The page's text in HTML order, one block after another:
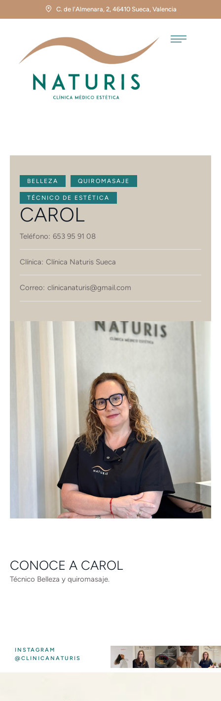
C. de l'Almenara, 2, 46410 Sueca, Valencia
BELLEZA QUIROMASAJE
TÉCNICO DE ESTÉTICA
CAROL
Teléfono: 653 95 91 08
Clínica: Clínica Naturis Sueca
Correo: clinicanaturis@gmail.com
CONOCE A CAROL
Técnico Belleza y quiromasaje.
INSTAGRAM
@CLINICANATURIS